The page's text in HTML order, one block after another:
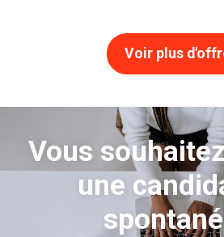
Voir plus
Vous
une